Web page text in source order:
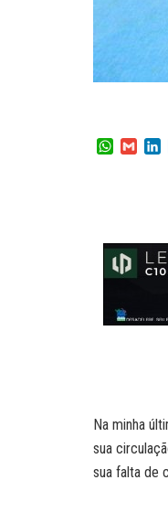
W
p
p
G
I
n
Na minha
sua
sua falta de